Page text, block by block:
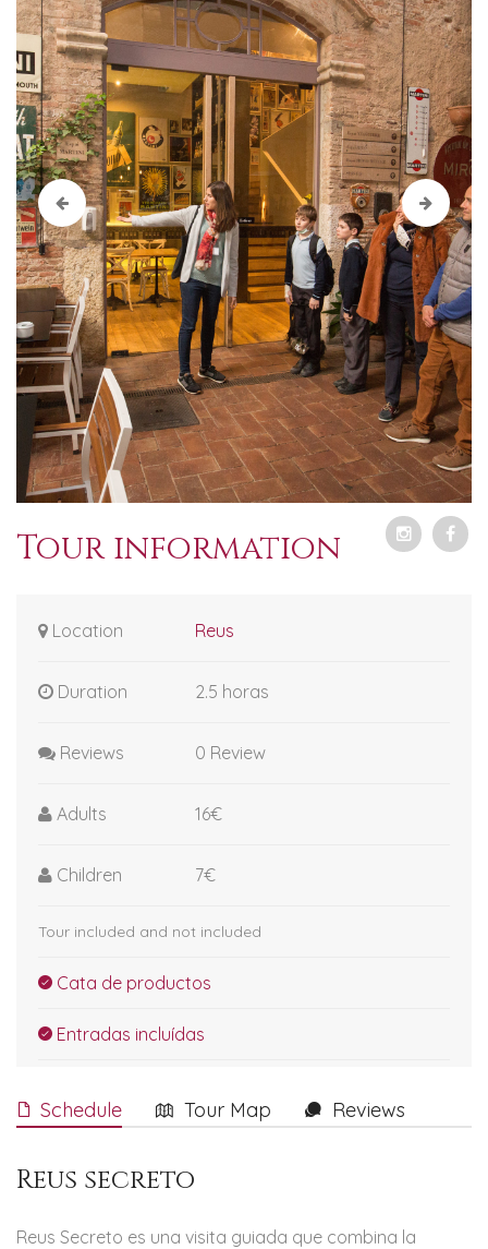
Tour information
Location Reus
Duration 2.5 horas
Reviews 0 Review
Adults 16€
Children 7€
Tour included and not included
Cata de productos
Entradas incluídas
Schedule Tour Map Reviews
Reus secreto
Reus Secreto es una visita guiada que combina la